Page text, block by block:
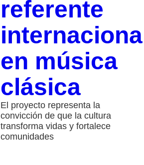
referente
en música
clásica
El proyecto representa la
convicción de que la cultura
transforma vidas y fortalece
comunidades